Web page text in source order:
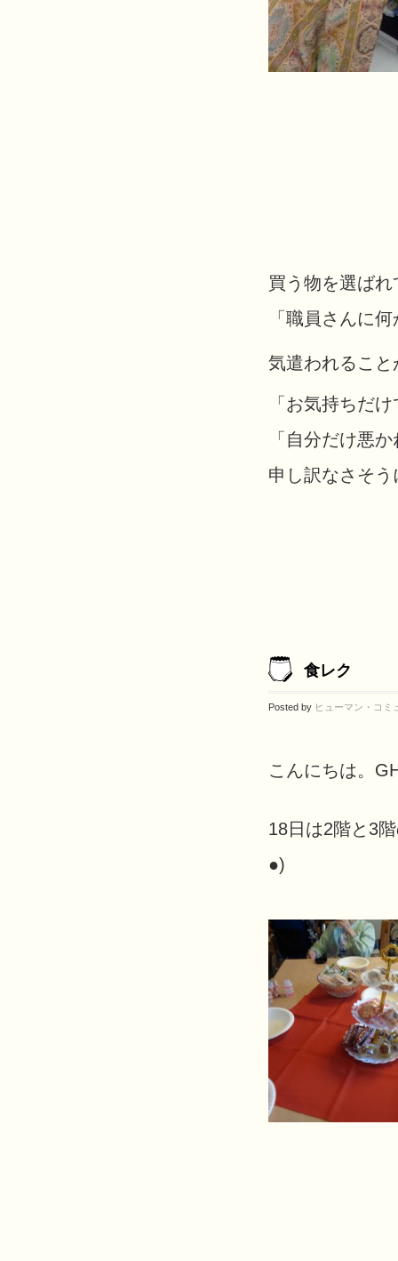
買う物を選ば
「職員さんに
気遣われるこ
「お気持ちだ
「自分だけ悪
申し訳なさそ
食レク
Posted by ヒューマン・コミ
こんにちは。
18日は2階と3
●)